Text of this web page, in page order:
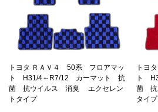
トヨタ ＲＡＶ４ 50系 フロアマッ
ト H31/4～R7/12 カーマット 抗
菌 抗ウイルス 消臭 エクセレン
トタイプ
トヨ
ト
菌 抗
タイプ